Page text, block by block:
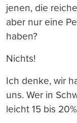
jenen, die
aber nur eine
haben?
Nichts!
Ich denke, wir
uns. Wer in
leicht 15 bis